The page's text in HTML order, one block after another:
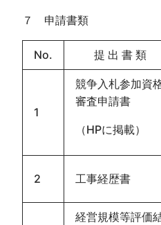
７ 申請書類
No. 提 出 書 類
1
競争入札参加資
審査申請書
（HPに掲載）
2 工事経歴書
経営規模等評価